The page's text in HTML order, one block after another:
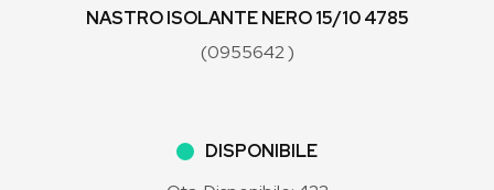
NASTRO ISOLANTE NERO 15/10 4785
(0955642 )
DISPONIBILE